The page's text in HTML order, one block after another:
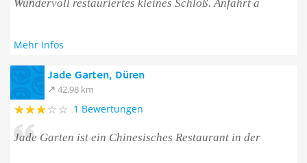
Wundervoll restauriertes kleines Schloß. Anfahrt a
Mehr Infos
Jade Garten, Düren
42.98 km
1 Bewertungen
Jade Garten ist ein Chinesisches Restaurant in der